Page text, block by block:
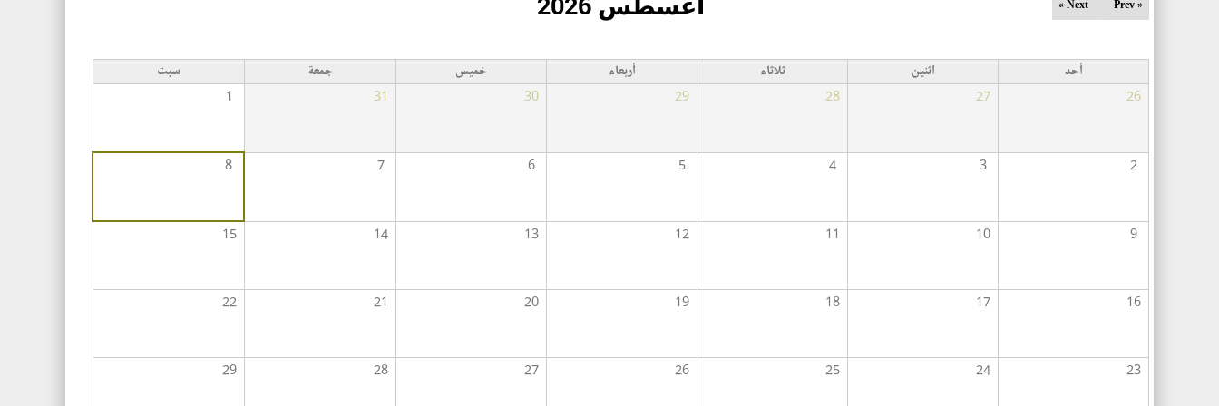
ت
و
ي
ت
ل
ا
س
ة
« Prev
Next »
أحد اثنين ثلاثاء أربعاء خميس جمعة
سبت
26
27
28
29
30
31
1
2
3
4
5
6
7
8
9
10
11
12
13
14
15
16
17
18
19
20
21
22
23
24
25
26
27
28
29